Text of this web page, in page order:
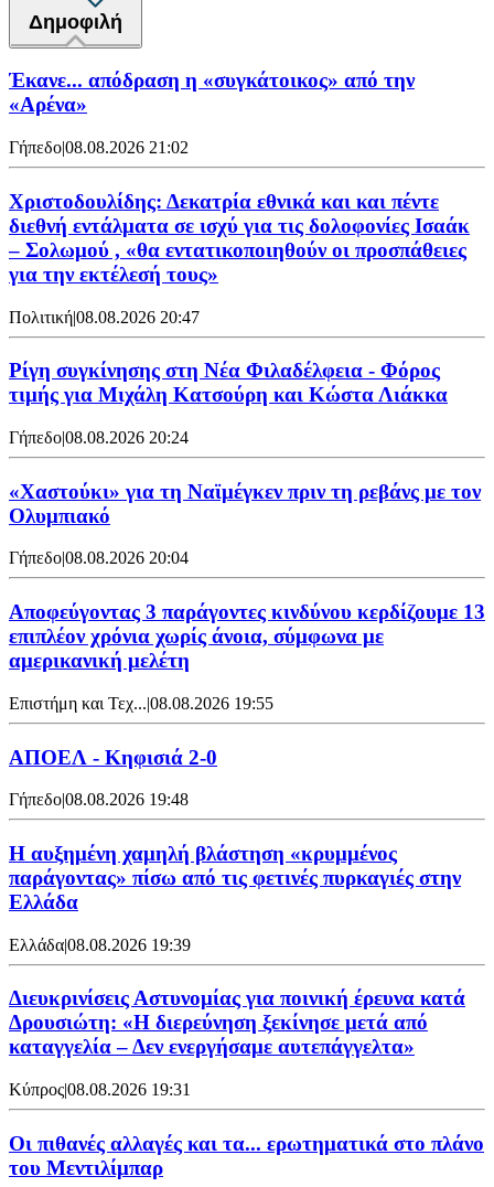
Δημοφιλή
Έκανε... απόδραση η «συγκάτοικος» από την
«Αρένα»
Γήπεδο|08.08.2026 21:02
Χριστοδουλίδης: Δεκατρία εθνικά και και πέντε
διεθνή εντάλματα σε ισχύ για τις δολοφονίες Ισαάκ
– Σολωμού , «θα εντατικοποιηθούν οι προσπάθειες
για την εκτέλεσή τους»
Πολιτική|08.08.2026 20:47
Ρίγη συγκίνησης στη Νέα Φιλαδέλφεια - Φόρος
τιμής για Μιχάλη Κατσούρη και Κώστα Λιάκκα
Γήπεδο|08.08.2026 20:24
«Χαστούκι» για τη Ναϊμέγκεν πριν τη ρεβάνς με τον
Ολυμπιακό
Γήπεδο|08.08.2026 20:04
Αποφεύγοντας 3 παράγοντες κινδύνου κερδίζουμε 13
επιπλέον χρόνια χωρίς άνοια, σύμφωνα με
αμερικανική μελέτη
Επιστήμη και Τεχ...|08.08.2026 19:55
ΑΠΟΕΛ - Κηφισιά 2-0
Γήπεδο|08.08.2026 19:48
Η αυξημένη χαμηλή βλάστηση «κρυμμένος
παράγοντας» πίσω από τις φετινές πυρκαγιές στην
Ελλάδα
Ελλάδα|08.08.2026 19:39
Διευκρινίσεις Αστυνομίας για ποινική έρευνα κατά
Δρουσιώτη: «Η διερεύνηση ξεκίνησε μετά από
καταγγελία – Δεν ενεργήσαμε αυτεπάγγελτα»
Κύπρος|08.08.2026 19:31
Οι πιθανές αλλαγές και τα... ερωτηματικά στο πλάνο
του Μεντιλίμπαρ